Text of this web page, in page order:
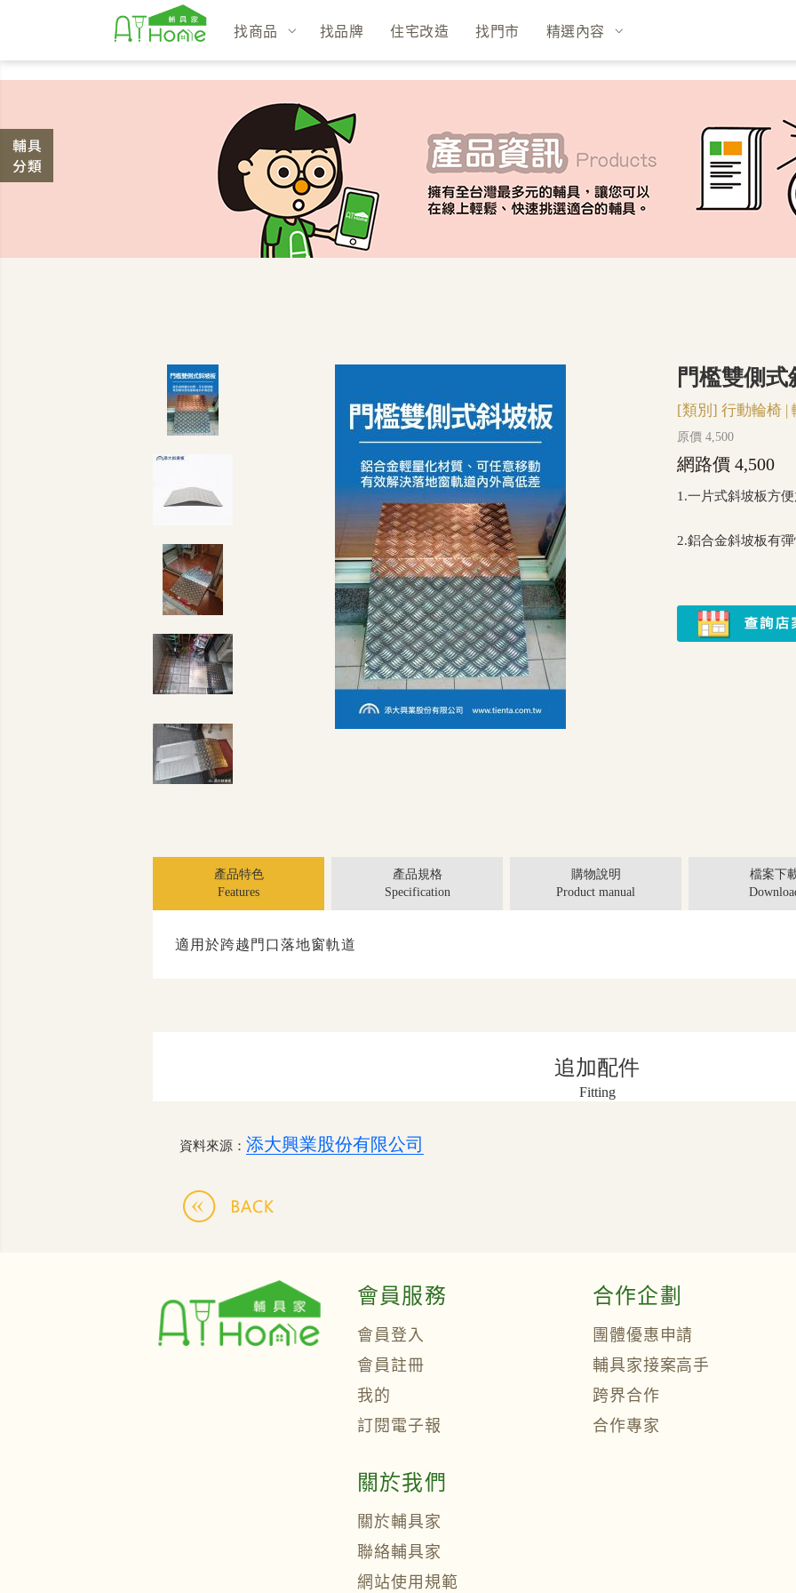
找商品 找品牌 住宅改造 找門市 精選內容
門檻雙側
[類別] 行動輪椅 |
原價 4,500
網路價 4,500
1.一片式斜坡板方
2.鋁合金斜坡板有
產品特色
Features
產品規格
Specification
購物說明
Product manual
檔案下
適用於跨越門口落地窗軌道
追加配件
Fitting
資料來源： 添大興業股份有限公司
會員服務
會員登入
會員註冊
我的
訂閱電子報
合作企劃
團體優惠申請
輔具家接案高手
跨界合作
合作專家
關於我們
關於輔具家
聯絡輔具家
網站使用規範